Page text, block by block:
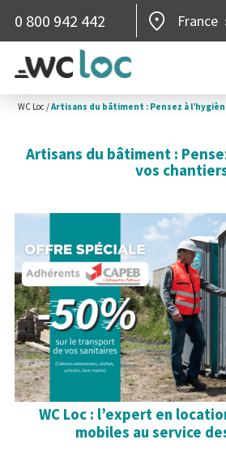
0 800 942 442 France
WC Loc /Artisans du bâtiment : Pensez à
Artisans du bâtiment :
vos
WC Loc : l’expert en
mobiles au service